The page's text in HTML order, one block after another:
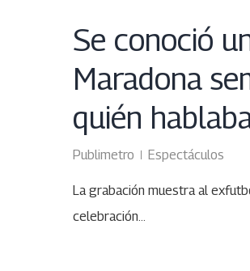
Se conoció
Maradona
quién
Publimetro Espectáculos
La grabación muestra al
celebración…